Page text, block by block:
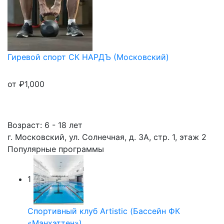
Гиревой спорт СК НАРДЪ (Московский)
от ₽1,000
Возраст: 6 - 18 лет
г. Московский, ул. Солнечная, д. 3А, стр. 1, этаж 2
Популярные программы
1
Спортивный клуб Artistic (Бассейн ФК